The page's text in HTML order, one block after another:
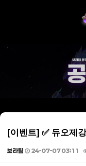
[이벤트] ✅ 듀오제
보라팀 24-07-07 03:11